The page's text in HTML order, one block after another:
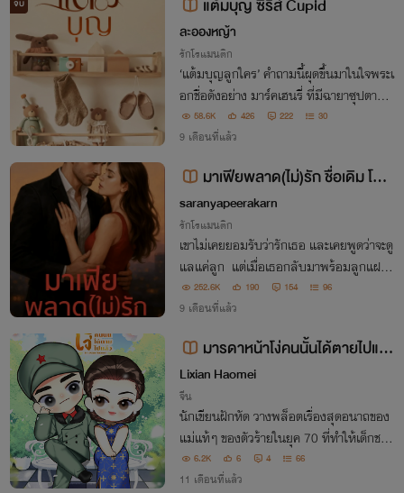
จบ แต้มบุญ ซีรีส์ Cupid
ละอองหญ้า
รักโรแมนติก
‘แต้มบุญลูกใคร’ คำถามนี้ผุดขึ้นมาในใจพระเ
อกชื่อดังอย่าง มาร์คเฮนรี่ ที่มีฉายาซุปตาร์ห้
างแตก เพราะมารดาของเจ้าหนูคืออดีตคนรัก
ลับๆ ของเขาที่จบกันแบบไม่สวย แถมเจ้าเด็
กปากหวานยังมีลักยิ้มเหมือนเขา
58.6K 426 222 30
9 เดือนที่แล้ว
มาเฟียพลาด(ไม่)รัก ชื่อเดิม โซ่ค
ล้องใจนายมาเฟีย เขียนจบแล้ว รออี
บุ๊คค่ะ
saranyapeerakarn
รักโรแมนติก
เขาไม่เคยยอมรับว่ารักเธอ และเคยพูดว่าจะดู
แลแค่ลูก แต่เมื่อเธอกลับมาพร้อมลูกแฝด
หัวใจเย็นชาก็ร้อนรุ่ม… อยากครอบครองทั้ง
แม่และลูกไว้ข้างกาย
252.6K 190 154 96
9 เดือนที่แล้ว
มารดาหน้าโง่คนนั้นได้ตายไปแล้
ว(ebook@Meb)
Lixian Haomei
จีน
นักเขียนฝักหัด วางพล็อตเรื่องสุดอนาถของ
แม่แท้ๆ ของตัวร้ายในยุค 70 ที่ทำให้เด็กชาย
วัยสามขวบสะเทือนใจจนกลายเป็นคนที่มีจิต
ใจบิดเบี้ยว... แต่ทุกอย่างกำลังจะเปลี่ยนไป
6.2K 6 4 66
11 เดือนที่แล้ว